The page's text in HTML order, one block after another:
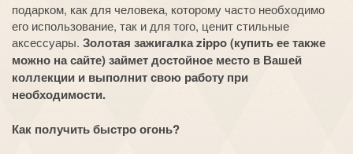
подарком, как для человека, которому часто необходимо
его использование, так и для того, ценит стильные
аксессуары. Золотая зажигалка zippo (купить ее также
можно на сайте) займет достойное место в Вашей
коллекции и выполнит свою работу при
необходимости.
Как получить быстро огонь?